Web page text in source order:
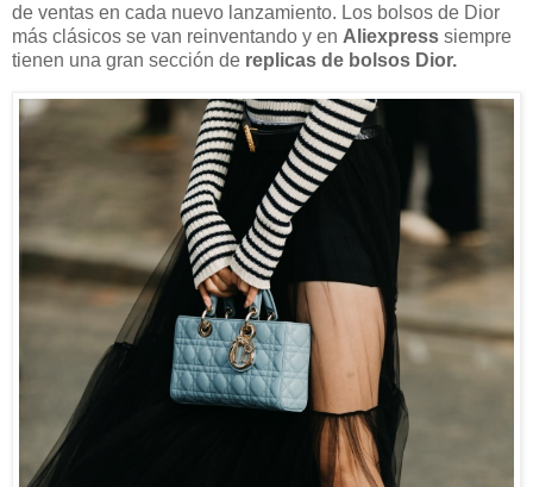
de ventas en cada nuevo lanzamiento. Los bolsos de Dior
más clásicos se van reinventando y en Aliexpress siempre
tienen una gran sección de replicas de bolsos Dior.